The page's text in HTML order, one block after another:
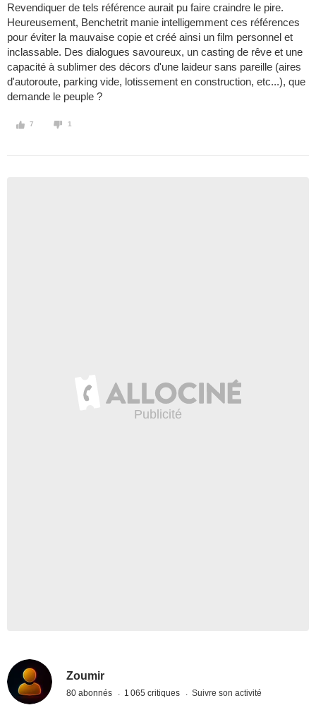
Revendiquer de tels référence aurait pu faire craindre le pire.
Heureusement, Benchetrit manie intelligemment ces références
pour éviter la mauvaise copie et créé ainsi un film personnel et
inclassable. Des dialogues savoureux, un casting de rêve et une
capacité à sublimer des décors d'une laideur sans pareille (aires
d'autoroute, parking vide, lotissement en construction, etc...), que
demande le peuple ?
7 1
Zoumir
80 abonnés 1 065 critiques Suivre son activité